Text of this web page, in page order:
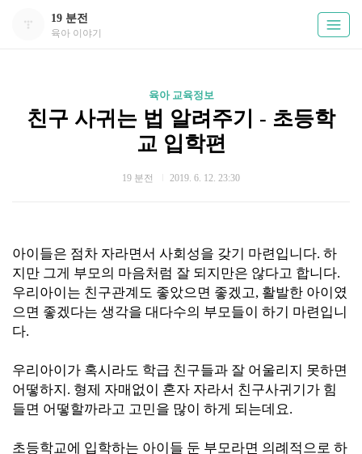
19 분전
육아 이야기
육아 교육정보
친구 사귀는 법 알려주기 - 초등학
교 입학편
19 분전 2019. 6. 12. 23:30
아이들은 점차 자라면서 사회성을 갖기 마련입니다. 하
지만 그게 부모의 마음처럼 잘 되지만은 않다고 합니다.
우리아이는 친구관계도 좋았으면 좋겠고, 활발한 아이였
으면 좋겠다는 생각을 대다수의 부모들이 하기 마련입니
다.
우리아이가 혹시라도 학급 친구들과 잘 어울리지 못하면
어떻하지. 형제 자매없이 혼자 자라서 친구사귀기가 힘
들면 어떻할까라고 고민을 많이 하게 되는데요.
초등학교에 입학하는 아이들 둔 부모라면 의례적으로 하